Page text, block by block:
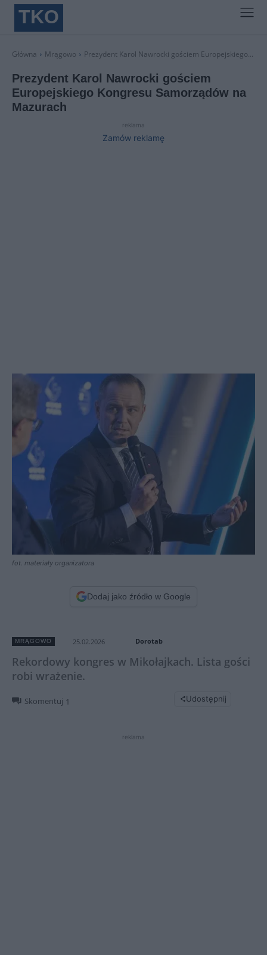
TKO
Główna Mrągowo Prezydent Karol Nawrocki gościem Europejskiego...
Prezydent Karol Nawrocki gościem
Europejskiego Kongresu Samorządów na
Mazurach
reklama
Zamów reklamę
fot. materiały organizatora
Dodaj jako źródło w Google
MRĄGOWO 25.02.2026 Dorotab
Rekordowy kongres w Mikołajkach. Lista gości
robi wrażenie.
Skomentuj 1 Udostępnij
reklama